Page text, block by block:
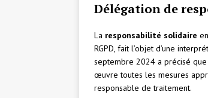
Délégation de
La responsabilité solidaire
RGPD, fait l’objet d’une
septembre 2024 a précisé que
œuvre toutes les mesures
responsable de traitement.